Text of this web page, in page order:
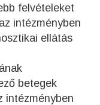
felvételeket
intézményben
ellátás
betegek
intézményben